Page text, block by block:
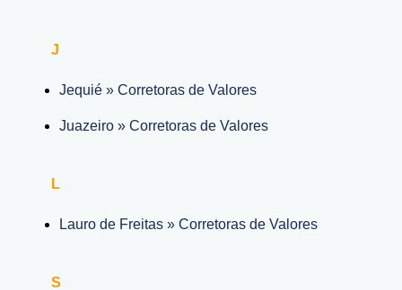
J
Jequié » Corretoras de Valores
Juazeiro » Corretoras de Valores
L
Lauro de Freitas » Corretoras de Valores
S